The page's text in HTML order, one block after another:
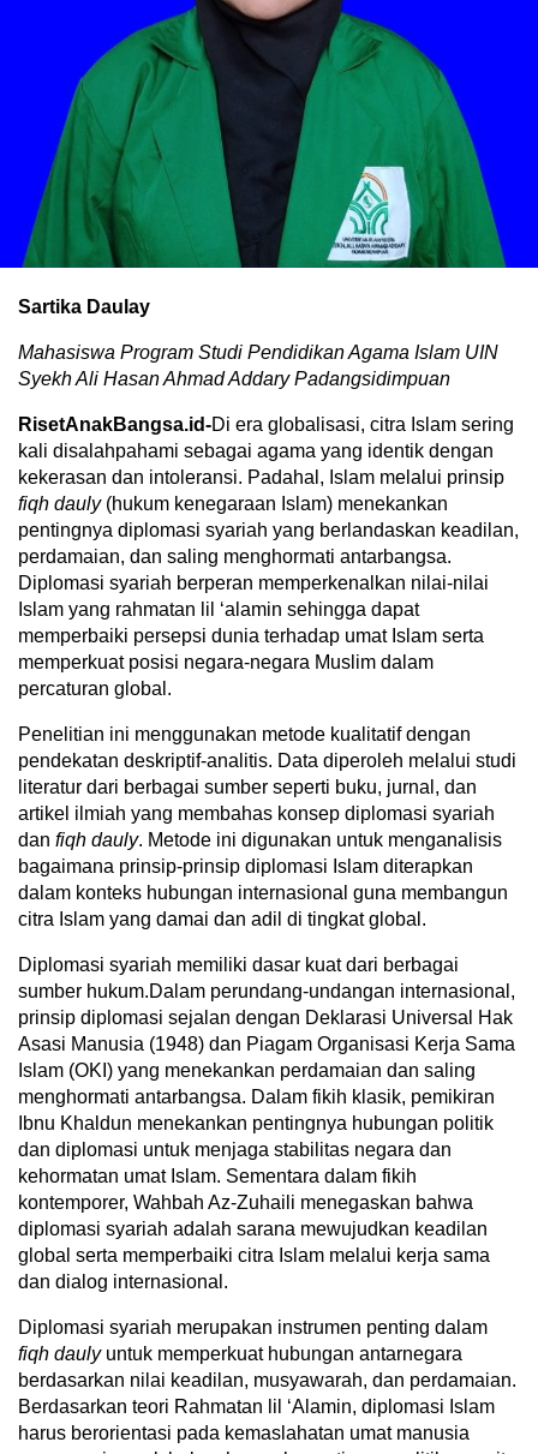
Sartika Daulay
Mahasiswa Program Studi Pendidikan Agama Islam UIN
Syekh Ali Hasan Ahmad Addary Padangsidimpuan
RisetAnakBangsa.id-Di era globalisasi, citra Islam sering
kali disalahpahami sebagai agama yang identik dengan
kekerasan dan intoleransi. Padahal, Islam melalui prinsip
fiqh dauly(hukum kenegaraan Islam) menekankan
pentingnya diplomasi syariah yang berlandaskan keadilan,
perdamaian, dan saling menghormati antarbangsa.
Diplomasi syariah berperan memperkenalkan nilai-nilai
Islam yang rahmatan lil ‘alamin sehingga dapat
memperbaiki persepsi dunia terhadap umat Islam serta
memperkuat posisi negara-negara Muslim dalam
percaturan global.
Penelitian ini menggunakan metode kualitatif dengan
pendekatan deskriptif-analitis. Data diperoleh melalui studi
literatur dari berbagai sumber seperti buku, jurnal, dan
artikel ilmiah yang membahas konsep diplomasi syariah
dan fiqh dauly. Metode ini digunakan untuk menganalisis
bagaimana prinsip-prinsip diplomasi Islam diterapkan
dalam konteks hubungan internasional guna membangun
citra Islam yang damai dan adil di tingkat global.
Diplomasi syariah memiliki dasar kuat dari berbagai
sumber hukum.Dalam perundang-undangan internasional,
prinsip diplomasi sejalan dengan Deklarasi Universal Hak
Asasi Manusia (1948) dan Piagam Organisasi Kerja Sama
Islam (OKI) yang menekankan perdamaian dan saling
menghormati antarbangsa. Dalam fikih klasik, pemikiran
Ibnu Khaldun menekankan pentingnya hubungan politik
dan diplomasi untuk menjaga stabilitas negara dan
kehormatan umat Islam. Sementara dalam fikih
kontemporer, Wahbah Az-Zuhaili menegaskan bahwa
diplomasi syariah adalah sarana mewujudkan keadilan
global serta memperbaiki citra Islam melalui kerja sama
dan dialog internasional.
Diplomasi syariah merupakan instrumen penting dalam
fiqh daulyuntuk memperkuat hubungan antarnegara
berdasarkan nilai keadilan, musyawarah, dan perdamaian.
Berdasarkan teori Rahmatan lil ‘Alamin, diplomasi Islam
harus berorientasi pada kemaslahatan umat manusia